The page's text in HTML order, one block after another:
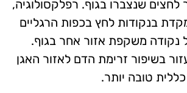
לחצים שנצברו בגוף. רפלקסולוגיה,
בנקודות לחץ בכפות הרגליים
נקודה משקפת אזור אחר בגוף.
בשיפור זרימת הדם לאזור האגן
טובה יותר.